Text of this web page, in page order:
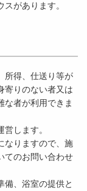
があります。
所得、仕送り等が
寄りのない者又は
な者が利用できま
します。
なりますので、施
てのお問い合わせ
備、浴室の提供と